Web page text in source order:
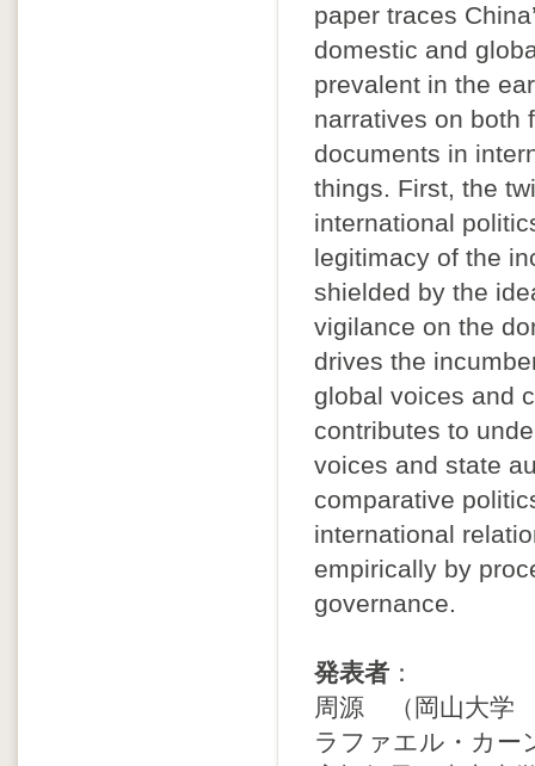
paper traces
domestic and
prevalent in the
narratives on both
documents in
things. First, the
international
legitimacy of the
shielded by the
vigilance on the
drives the
global voices and
contributes to
voices and state
comparative
international
empirically by
governance.
発表者 ：
周源 （岡山大学
ラファエル・カ